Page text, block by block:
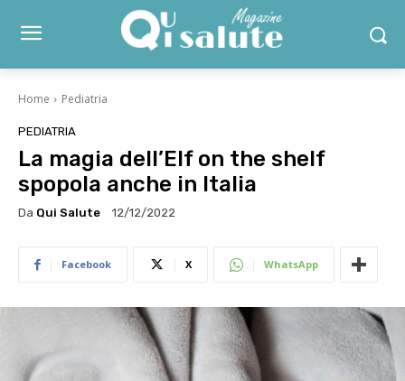
Home Pediatria
PEDIATRIA
La magia dell’Elf on the shelf
spopola anche in Italia
Da Qui Salute 12/12/2022
Facebook X WhatsApp